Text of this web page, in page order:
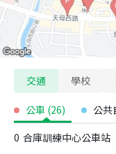
交通 學校
公車 (26) 公共
0 合庫訓練中心公車站